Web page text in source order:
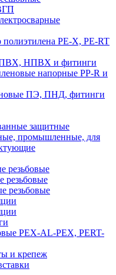
PE-X, PE-RT
ПВХ, НПВХ и фитинги
напорные PP-R и
ПЭ, ПНД, фитинги
защитные
промышленные, для
резьбовые
резьбовые
резьбовые
PEX-AL-PEX, PERT-
и крепеж